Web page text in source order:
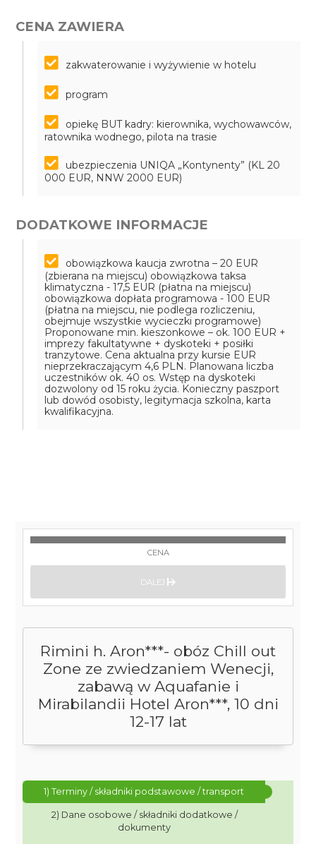
CENA ZAWIERA
zakwaterowanie i wyżywienie w hotelu
program
opiekę BUT kadry: kierownika, wychowawców,
ratownika wodnego, pilota na trasie
ubezpieczenia UNIQA „Kontynenty” (KL 20
000 EUR, NNW 2000 EUR)
DODATKOWE INFORMACJE
obowiązkowa kaucja zwrotna – 20 EUR
(zbierana na miejscu) obowiązkowa taksa
klimatyczna - 17,5 EUR (płatna na miejscu)
obowiązkowa dopłata programowa - 100 EUR
(płatna na miejscu, nie podlega rozliczeniu,
obejmuje wszystkie wycieczki programowe)
Proponowane min. kieszonkowe – ok. 100 EUR +
imprezy fakultatywne + dyskoteki + posiłki
tranzytowe. Cena aktualna przy kursie EUR
nieprzekraczającym 4,6 PLN. Planowana liczba
uczestników ok. 40 os. Wstęp na dyskoteki
dozwolony od 15 roku życia. Konieczny paszport
lub dowód osobisty, legitymacja szkolna, karta
kwalifikacyjna.
Rimini h. Aron***- obóz Chill out
Zone ze zwiedzaniem Wenecji,
zabawą w Aquafanie i
Mirabilandii Hotel Aron***, 10 dni
12-17 lat
1) Terminy / składniki podstawowe / transport
2) Dane osobowe / składniki dodatkowe /
dokumenty
CENA
DALEJ